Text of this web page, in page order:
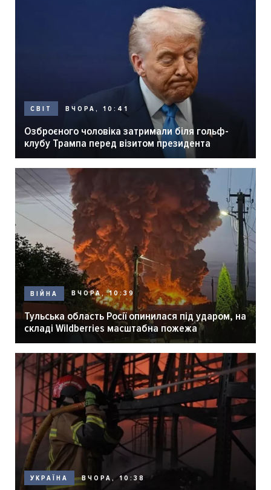
СВІТ ВЧОРА, 10:41
Озброєного чоловіка затримали біля гольф-
клубу Трампа перед візитом президента
ВІЙНА ВЧОРА, 10:39
Тульська область Росії опинилася під ударом, на
складі Wildberries масштабна пожежа
УКРАЇНА ВЧОРА, 10:38